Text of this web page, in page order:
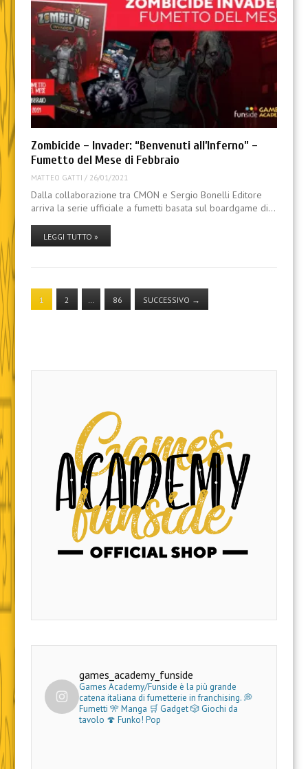
Zombicide – Invader: “Benvenuti all’Inferno” –
Fumetto del Mese di Febbraio
MATTEO GATTI / 26/01/2021
Dalla collaborazione tra CMON e Sergio Bonelli Editore
arriva la serie ufficiale a fumetti basata sul boardgame di…
LEGGI TUTTO »
1 2 86 SUCCESSIVO →
games_academy_funside
Games Academy/Funside è la più grande
catena italiana di fumetterie in franchising.💭
Fumetti 🎌 Manga 🛒 Gadget🎲 Giochi da
tavolo 🍄 Funko! Pop